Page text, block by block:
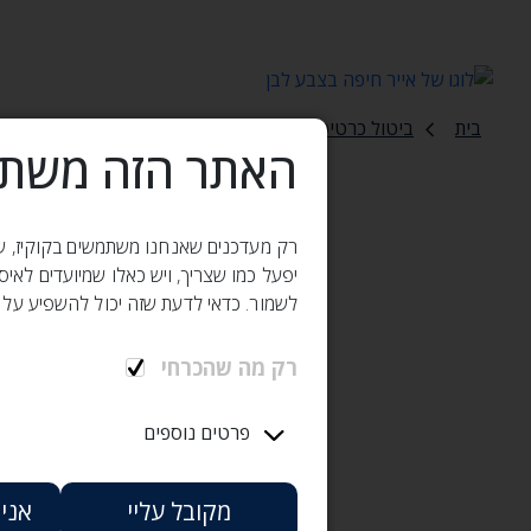
האתר הזה
רק מעדכנים שאנחנו משתמשים בקוקיז,
יפעל כמו שצריך, ויש כאלו שמיועדים
לשמור. כדאי לדעת שזה יכול להשפיע
רק מה שהכרחי
פרטים נוספים
מקובל עליי
בית
ביטול כרטיס לפי חוק הגנת הצרכן
ביטול
תנאים לביטול
הטיסה (הראשונה)